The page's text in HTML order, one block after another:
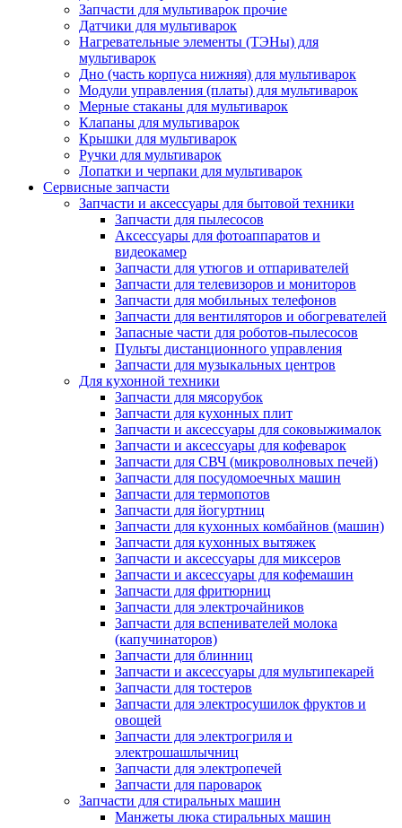
Запчасти для мультиварок прочие
Датчики для мультиварок
Нагревательные элементы (ТЭНы) для
мультиварок
Дно (часть корпуса нижняя) для мультиварок
Модули управления (платы) для мультиварок
Мерные стаканы для мультиварок
Клапаны для мультиварок
Крышки для мультиварок
Ручки для мультиварок
Лопатки и черпаки для мультиварок
Сервисные запчасти
Запчасти и аксессуары для бытовой техники
Запчасти для пылесосов
Аксессуары для фотоаппаратов и
видеокамер
Запчасти для утюгов и отпаривателей
Запчасти для телевизоров и мониторов
Запчасти для мобильных телефонов
Запчасти для вентиляторов и обогревателей
Запасные части для роботов-пылесосов
Пульты дистанционного управления
Запчасти для музыкальных центров
Для кухонной техники
Запчасти для мясорубок
Запчасти для кухонных плит
Запчасти и аксессуары для соковыжималок
Запчасти и аксессуары для кофеварок
Запчасти для СВЧ (микроволновых печей)
Запчасти для посудомоечных машин
Запчасти для термопотов
Запчасти для йогуртниц
Запчасти для кухонных комбайнов (машин)
Запчасти для кухонных вытяжек
Запчасти и аксессуары для миксеров
Запчасти и аксессуары для кофемашин
Запчасти для фритюрниц
Запчасти для электрочайников
Запчасти для вспенивателей молока
(капучинаторов)
Запчасти для блинниц
Запчасти и аксессуары для мультипекарей
Запчасти для тостеров
Запчасти для электросушилок фруктов и
овощей
Запчасти для электрогриля и
электрошашлычниц
Запчасти для электропечей
Запчасти для пароварок
Запчасти для стиральных машин
Манжеты люка стиральных машин